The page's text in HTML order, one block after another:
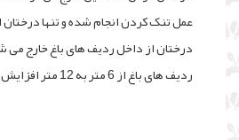
عمل تنک کردن انجام شده و تنها
درختان از داخل ردیف های باغ خارج می
ردیف های باغ از 6 متر به 12 متر افزایش می یابد.